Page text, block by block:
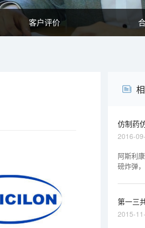
客户评价
仿制药
2016-
阿斯利
磅炸弹
第一三
2015-